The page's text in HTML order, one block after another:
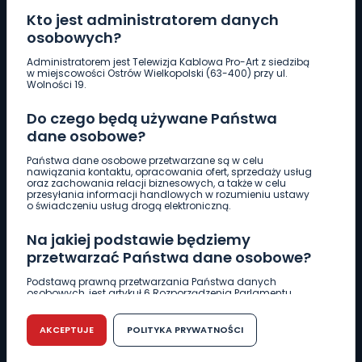
Kto jest administratorem danych
osobowych?
Administratorem jest Telewizja Kablowa Pro-Art z siedzibą
w miejscowości Ostrów Wielkopolski (63-400) przy ul.
Wolności 19.
Do czego będą używane Państwa
dane osobowe?
Państwa dane osobowe przetwarzane są w celu
nawiązania kontaktu, opracowania ofert, sprzedaży usług
oraz zachowania relacji biznesowych, a także w celu
przesyłania informacji handlowych w rozumieniu ustawy
o świadczeniu usług drogą elektroniczną.
Na jakiej podstawie będziemy
przetwarzać Państwa dane osobowe?
Podstawą prawną przetwarzania Państwa danych
osobowych, jest artykuł 6 Rozporządzenia Parlamentu
r. w sprawie ochrony osób fizycznych w związku z
przetwarzaniem danych osobowych w sprawie
swobodnego przepływu takich danych oraz uchylenia
dyrektywy 95/46/WE (RODO).
AKCEPTUJE POLITYKA PRYWATNOŚCI
Pobierz logotyp
661 997 997
REDAKCJA
62 735 22 22redakcja@wlkp24.info
DZIAŁ REKLAMY
62 735 01 85 reklama@wlkp24.info
WIADOMOŚCI
CIEKAWOSTKI